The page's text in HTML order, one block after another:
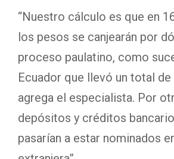
“Nuestro cálculo es que en
los pesos se canjearán por
proceso paulatino, como
Ecuador que llevó un total de
agrega el especialista. Por
depósitos y créditos
pasarían a estar nominados